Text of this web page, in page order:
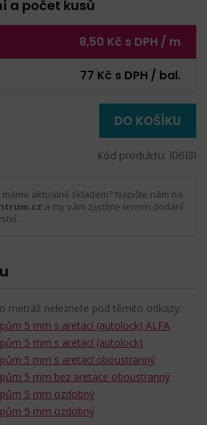
a počet kusů
8,50 Kč s DPH / m
77 Kč s DPH / bal.
DO KOŠÍKU
Kód produktu: 106131
aktuálně skladem? Napište nám na
a my vám zjistíme termín dodání
metráž neleznete pod těmito odkazy:
5 mm s aretací (autolock) ALFA
5 mm s aretací (autolock)
5 mm s aretací oboustranný
5 mm bez aretace oboustranný
5 mm ozdobný
5 mm ozdobný